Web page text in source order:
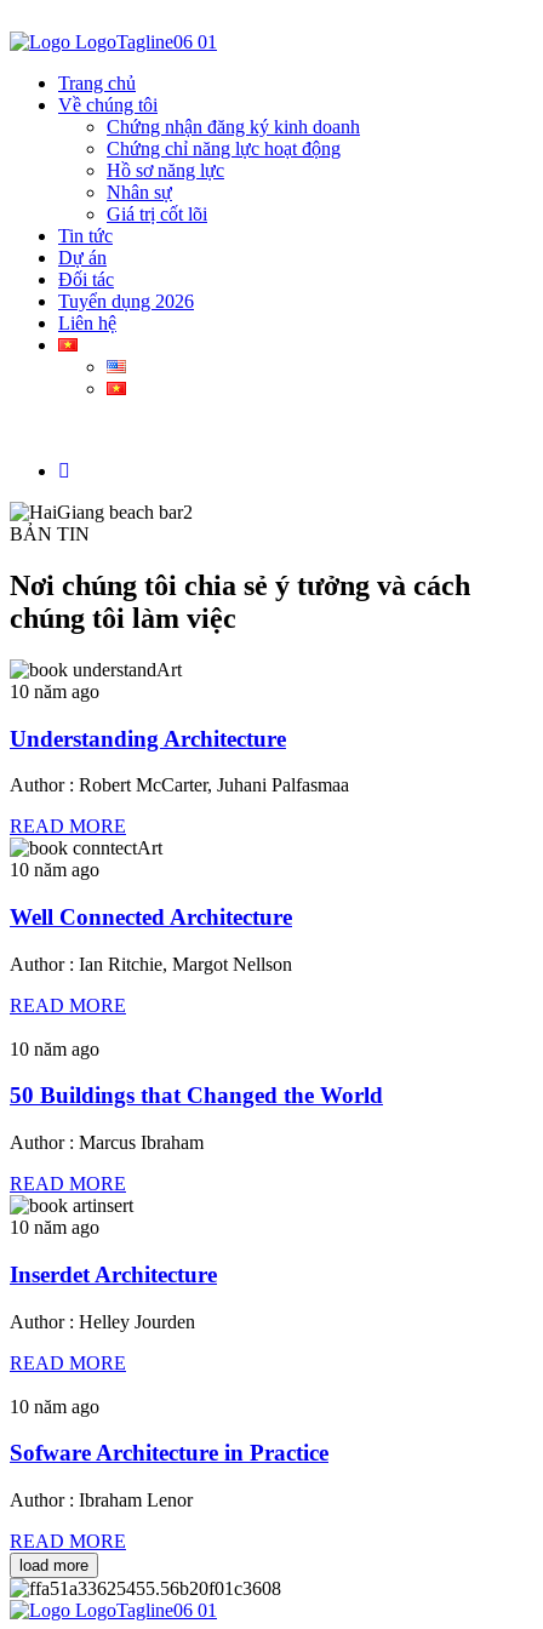
Trang chủ
Về chúng tôi
Chứng nhận đăng ký kinh doanh
Chứng chỉ năng lực hoạt động
Hồ sơ năng lực
Nhân sự
Giá trị cốt lõi
Tin tức
Dự án
Đối tác
Tuyển dụng 2026
Liên hệ
BẢN TIN
Nơi chúng tôi chia sẻ ý tưởng và cách
chúng tôi làm việc
10 năm ago
Understanding Architecture
Author : Robert McCarter, Juhani Palfasmaa
READ MORE
10 năm ago
Well Connected Architecture
Author : Ian Ritchie, Margot Nellson
READ MORE
10 năm ago
50 Buildings that Changed the World
Author : Marcus Ibraham
READ MORE
10 năm ago
Inserdet Architecture
Author : Helley Jourden
READ MORE
10 năm ago
Sofware Architecture in Practice
Author : Ibraham Lenor
READ MORE
load more